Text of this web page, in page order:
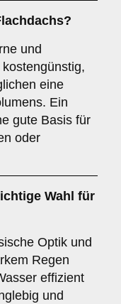
?
und
eine
Ein
gute Basis für
oder
Wahl für
Optik und
Regen
effizient
und